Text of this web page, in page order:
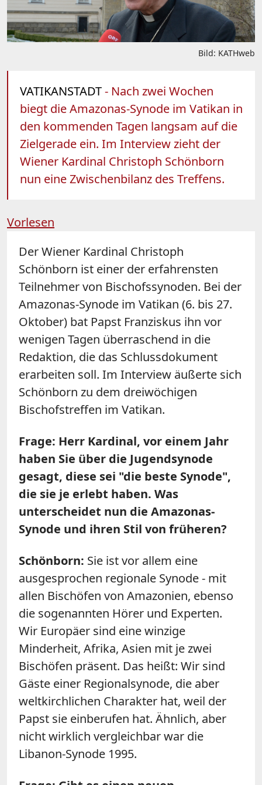
Bild: KATHweb
VATIKANSTADT- Nach zwei Wochen
biegt die Amazonas-Synode im Vatikan in
den kommenden Tagen langsam auf die
Zielgerade ein. Im Interview zieht der
Wiener Kardinal Christoph Schönborn
nun eine Zwischenbilanz des Treffens.
Vorlesen
Der Wiener Kardinal Christoph
Schönborn ist einer der erfahrensten
Teilnehmer von Bischofssynoden. Bei der
Amazonas-Synode im Vatikan (6. bis 27.
Oktober) bat Papst Franziskus ihn vor
wenigen Tagen überraschend in die
Redaktion, die das Schlussdokument
erarbeiten soll. Im Interview äußerte sich
Schönborn zu dem dreiwöchigen
Bischofstreffen im Vatikan.
Frage: Herr Kardinal, vor einem Jahr
haben Sie über die Jugendsynode
gesagt, diese sei "die beste Synode",
die sie je erlebt haben. Was
unterscheidet nun die Amazonas-
Synode und ihren Stil von früheren?
Schönborn: Sie ist vor allem eine
ausgesprochen regionale Synode - mit
allen Bischöfen von Amazonien, ebenso
die sogenannten Hörer und Experten.
Wir Europäer sind eine winzige
Minderheit, Afrika, Asien mit je zwei
Bischöfen präsent. Das heißt: Wir sind
Gäste einer Regionalsynode, die aber
weltkirchlichen Charakter hat, weil der
Papst sie einberufen hat. Ähnlich, aber
nicht wirklich vergleichbar war die
Libanon-Synode 1995.